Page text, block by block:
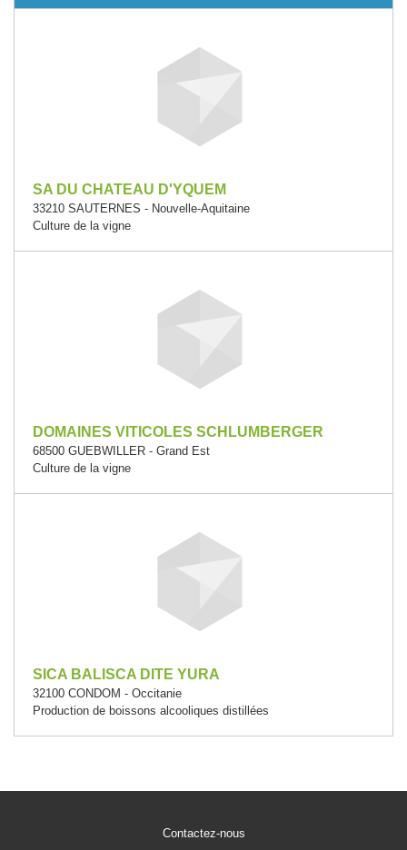
SA DU CHATEAU D'YQUEM
33210 SAUTERNES - Nouvelle-Aquitaine
Culture de la vigne
DOMAINES VITICOLES SCHLUMBERGER
68500 GUEBWILLER - Grand Est
Culture de la vigne
SICA BALISCA DITE YURA
32100 CONDOM - Occitanie
Production de boissons alcooliques distillées
Contactez-nous